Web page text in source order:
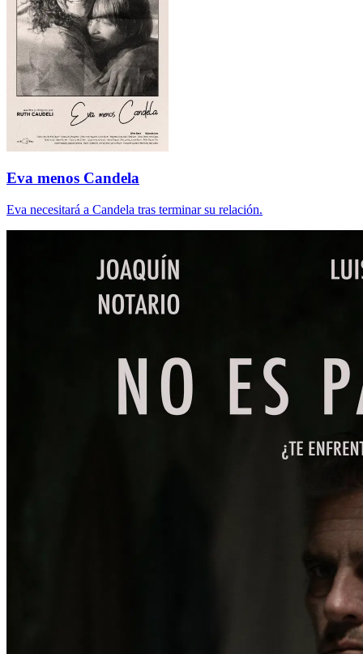
Eva menos Candela
Eva necesitará a Candela tras terminar su relación.